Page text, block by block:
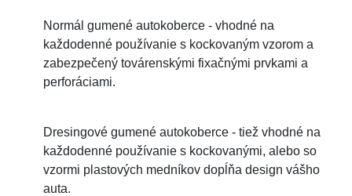
Normál gumené autokoberce - vhodné na
každodenné používanie s kockovaným vzorom a
zabezpečený továrenskými fixačnými prvkami a
perforáciami.
Dresingové gumené autokoberce - tiež vhodné na
každodenné používanie s kockovanými, alebo so
vzormi plastových medníkov dopĺňa design vášho
auta.